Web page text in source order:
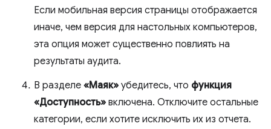
Если мобильная версия страницы отображается
иначе, чем версия для настольных компьютеров,
эта опция может существенно повлиять на
результаты аудита.
В разделе «Маяк» убедитесь, что функция
«Доступность» включена. Отключите остальные
категории, если хотите исключить их из отчета.